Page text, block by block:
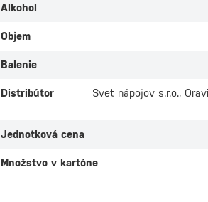
Alkohol
Objem
Balenie
Distribútor
Svet nápojov s.r.o.,
Jednotková cena
Množstvo v kartóne